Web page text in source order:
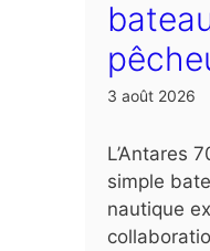
3 août 2026
L’Antares
simple
nautique